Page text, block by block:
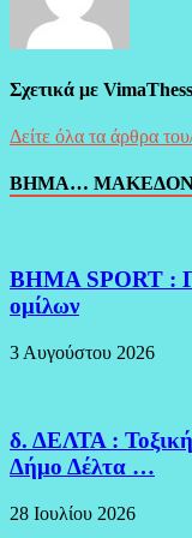
Σχετικά με
Δείτε όλα τα άρθρα
ΒΗΜΑ…
BHMA SPORT :
ομίλων
3 Αυγούστου 2026
δ. ΔΕΛΤΑ :
Δήμο Δέλτα …
28 Ιουλίου 2026